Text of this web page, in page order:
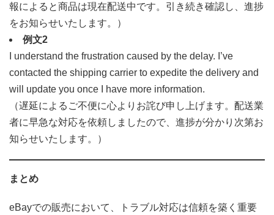
報によると商品は現在配送中です。引き続き確認し、進捗
をお知らせいたします。）
例文2
I understand the frustration caused by the delay. I’ve
contacted the shipping carrier to expedite the delivery and
will update you once I have more information.
（遅延によるご不便に心よりお詫び申し上げます。配送業
者に早急な対応を依頼しましたので、進捗が分かり次第お
知らせいたします。）
まとめ
eBayでの販売において、トラブル対応は信頼を築く重要